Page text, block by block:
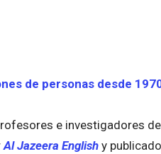
de personas desde
e investigadores
Al Jazeera English y